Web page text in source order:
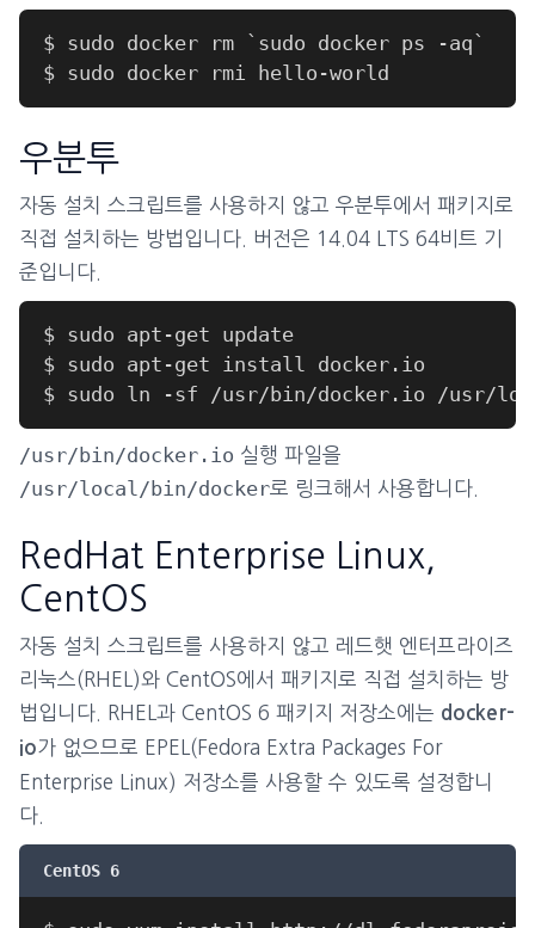
우분투
자동 설치 스크립트를 사용하지 않고 우분투에서 패키지로
직접 설치하는 방법입니다. 버전은 14.04 LTS 64비트 기
준입니다.
/usr/bin/docker.io 실행 파일을
/usr/local/bin/docker로 링크해서 사용합니다.
RedHat Enterprise Linux,
CentOS
자동 설치 스크립트를 사용하지 않고 레드햇 엔터프라이즈
리눅스(RHEL)와 CentOS에서 패키지로 직접 설치하는 방
법입니다. RHEL과 CentOS 6 패키지 저장소에는 docker-
io가 없으므로 EPEL(Fedora Extra Packages For
Enterprise Linux) 저장소를 사용할 수 있도록 설정합니
다.
CentOS 6